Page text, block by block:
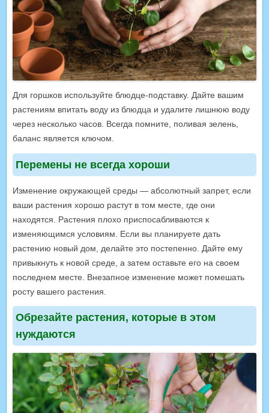
Для горшков используйте блюдце-подставку. Дайте вашим
растениям впитать воду из блюдца и удалите лишнюю воду
через несколько часов. Всегда помните, поливая зелень,
баланс является ключом.
Перемены не всегда хороши
Изменение окружающей среды — абсолютный запрет, если
ваши растения хорошо растут в том месте, где они
находятся. Растения плохо приспосабливаются к
изменяющимся условиям. Если вы планируете дать
растению новый дом, делайте это постепенно. Дайте ему
привыкнуть к новой среде, а затем оставьте его на своем
последнем месте. Внезапное изменение может помешать
росту вашего растения.
Обрезайте растения, которые в этом
нуждаются